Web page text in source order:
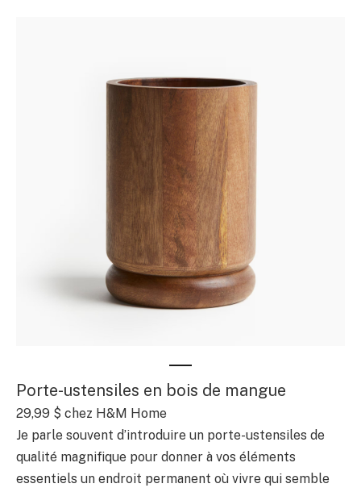
Porte-ustensiles en bois de mangue
29,99 $ chez H&M Home
Je parle souvent d’introduire un porte-ustensiles de
qualité magnifique pour donner à vos éléments
essentiels un endroit permanent où vivre qui semble